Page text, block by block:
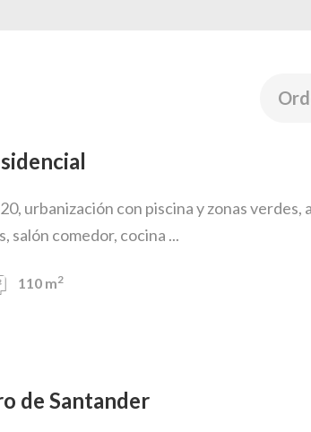
urbanización con piscina y zonas
salón comedor, cocina ...
110 m2
de Santander